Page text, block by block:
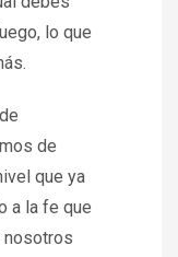
lo que
de
que ya
a la fe que
nosotros